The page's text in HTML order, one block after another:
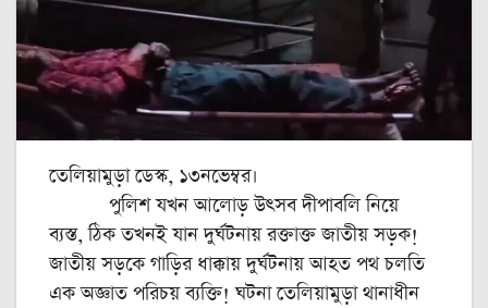
তেলিয়ামুড়া ডেস্ক, ১৩নভেম্বর।
পুলিশ যখন আলোড় উৎসব দীপাবলি নিয়ে
ব্যস্ত, ঠিক তখনই যান দুর্ঘটনায় রক্তাক্ত জাতীয় সড়ক!
জাতীয় সড়কে গাড়ির ধাক্কায় দুর্ঘটনায় আহত পথ চলতি
এক অজ্ঞাত পরিচয় ব্যক্তি! ঘটনা তেলিয়ামুড়া থানাধীন